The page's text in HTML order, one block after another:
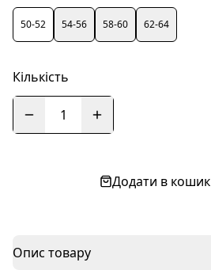
50-52 54-56 58-60 62-64
Кількість
1
Додати в кошик
Опис товару